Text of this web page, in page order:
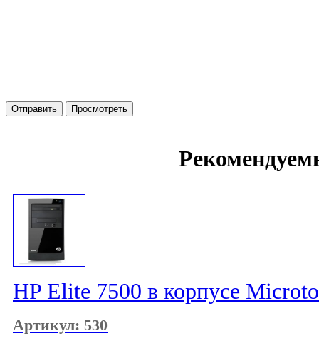
HP Elite 7500 в корпусе
Артикул: 530